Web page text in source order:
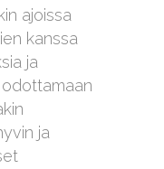
ajoissa
kanssa
ja
ja